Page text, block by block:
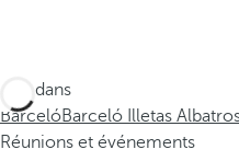
Ces dans
BarcelóBarceló Illetas
Réunions et événements